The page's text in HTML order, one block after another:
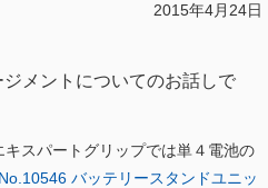
2015年4月24日
メントについてのお話しで
スパートグリップでは単４電池の
No.10546 バッテリースタンドユニッ